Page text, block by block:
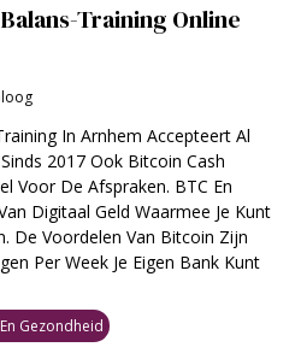
Training Online
In Arnhem Accepteert Al
2017 Ook Bitcoin Cash
Voor De Afspraken. BTC En
Digitaal Geld Waarmee Je Kunt
De Voordelen Van Bitcoin Zijn
Per Week Je Eigen Bank Kunt
Gezondheid